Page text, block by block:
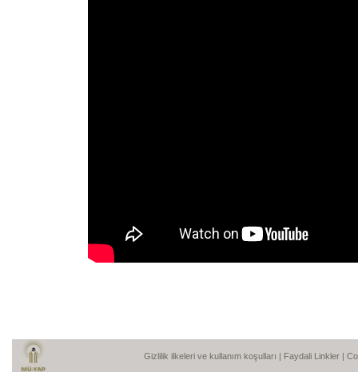
Gizlilik ilkeleri ve kullanım koşulları | Faydali Linkler |